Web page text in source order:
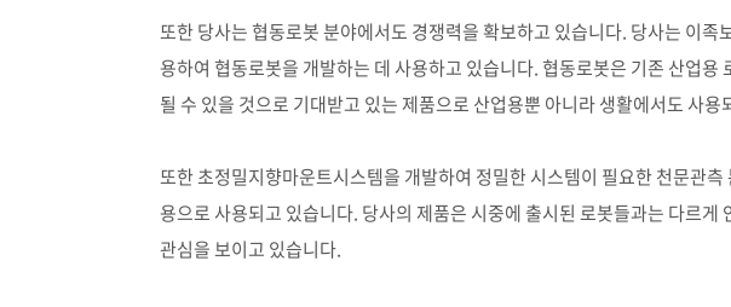
또한 당사는 협동로봇 분야에서도 경쟁력을 확보하고 있습니다. 당사는 이족
용하여 협동로봇을 개발하는 데 사용하고 있습니다. 협동로봇은 기존 산업용
될 수 있을 것으로 기대받고 있는 제품으로 산업용뿐 아니라 생활에서도 사
또한 초정밀지향마운트시스템을 개발하여 정밀한 시스템이 필요한 천문관
용으로 사용되고 있습니다. 당사의 제품은 시중에 출시된 로봇들과는 다르게
관심을 보이고 있습니다.